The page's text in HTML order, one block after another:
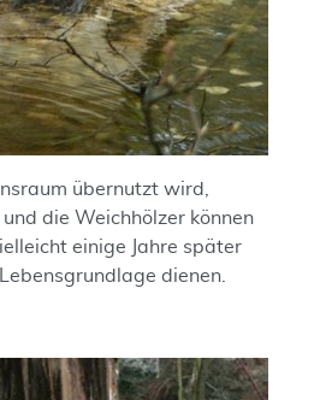
übernutzt wird,
die Weichhölzer können
einige Jahre später
dienen.